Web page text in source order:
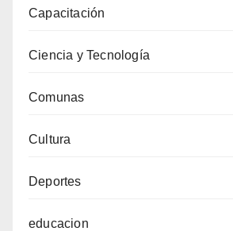
Capacitación
Ciencia y Tecnología
Comunas
Cultura
Deportes
educacion